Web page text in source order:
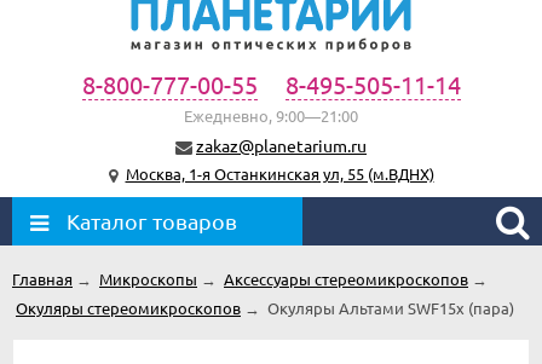
8-800-777-00-55 8-495-505-11-14
Ежедневно, 9:00—21:00
zakaz@planetarium.ru
Москва, 1-я Останкинская ул, 55 (м.ВДНХ)
Каталог товаров
Главная → Микроскопы → Аксессуары стереомикроскопов →
Окуляры стереомикроскопов → Окуляры Альтами SWF15x (пара)